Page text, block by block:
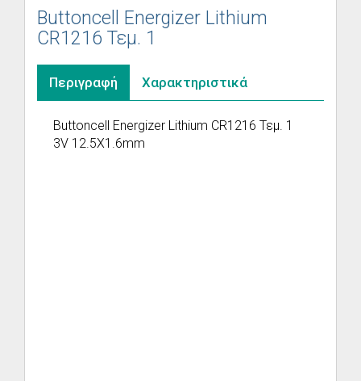
Buttoncell Energizer Lithium
CR1216 Τεμ. 1
Περιγραφή Χαρακτηριστικά
Buttoncell Energizer Lithium CR1216 Τεμ. 1
3V 12.5X1.6mm